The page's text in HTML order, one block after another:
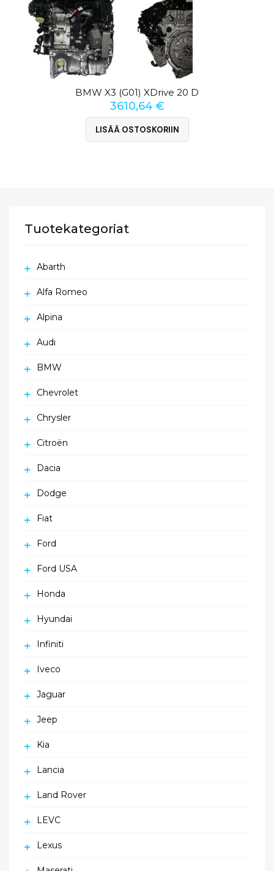
BMW X3 (G01) XDrive 20 D
3610,64 €
LISÄÄ OSTOSKORIIN
Tuotekategoriat
Abarth
Alfa Romeo
Alpina
Audi
BMW
Chevrolet
Chrysler
Citroën
Dacia
Dodge
Fiat
Ford
Ford USA
Honda
Hyundai
Infiniti
Iveco
Jaguar
Jeep
Kia
Lancia
Land Rover
LEVC
Lexus